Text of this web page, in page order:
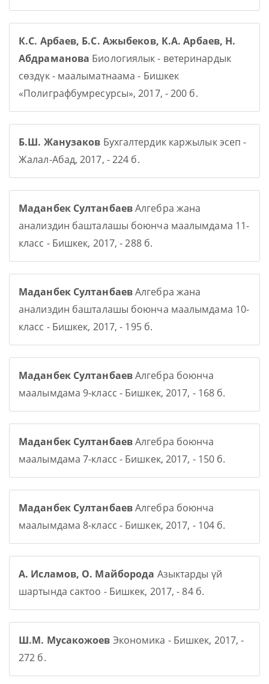
К.С. Арбаев, Б.С. Ажыбеков, К.А. Арбаев, Н.
Абдраманова Биологиялык - ветеринардык
сөздүк - маалыматнаама - Бишкек
«Полиграфбумресурсы», 2017, - 200 б.
Б.Ш. Жанузаков Бухгалтердик каржылык эсеп -
Жалал-Абад, 2017, - 224 б.
Маданбек СултанбаевАлгебра жана
анализдин башталашы боюнча маалымдама 11-
класс - Бишкек, 2017, - 288 б.
Маданбек СултанбаевАлгебра жана
анализдин башталашы боюнча маалымдама 10-
класс - Бишкек, 2017, - 195 б.
Маданбек СултанбаевАлгебра боюнча
маалымдама 9-класс - Бишкек, 2017, - 168 б.
Маданбек СултанбаевАлгебра боюнча
маалымдама 7-класс - Бишкек, 2017, - 150 б.
Маданбек СултанбаевАлгебра боюнча
маалымдама 8-класс - Бишкек, 2017, - 104 б.
А. Исламов, О. Майборода Азыктарды үй
шартында сактоо - Бишкек, 2017, - 84 б.
Ш.М. Мусакожоев Экономика - Бишкек, 2017, -
272 б.